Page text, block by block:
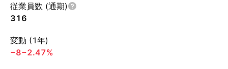
従業員数 (通期)
316
変動 (1年)
−8−2.47%